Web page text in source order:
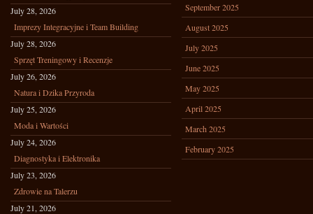
July 28, 2026
Imprezy Integracyjne i Team Building
July 28, 2026
Sprzęt Treningowy i Recenzje
July 26, 2026
Natura i Dzika Przyroda
July 25, 2026
Moda i Wartości
July 24, 2026
Diagnostyka i Elektronika
July 23, 2026
Zdrowie na Talerzu
July 21, 2026
September 2025
August 2025
July 2025
June 2025
May 2025
April 2025
March 2025
February 2025